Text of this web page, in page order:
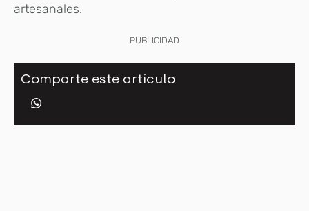
artesanales.
PUBLICIDAD
Comparte este artículo